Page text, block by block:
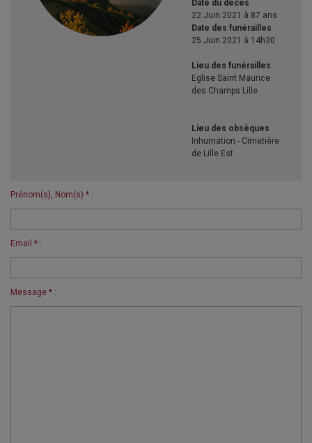
Date du décès
22 Juin 2021 à 87 ans
Date des funérailles
25 Juin 2021 à 14h30
Lieu des funérailles
Eglise Saint Maurice
des Champs Lille
Lieu des obsèques
Inhumation - Cimetière
de Lille Est
Prénom(s), Nom(s) * :
Email * :
Message * :